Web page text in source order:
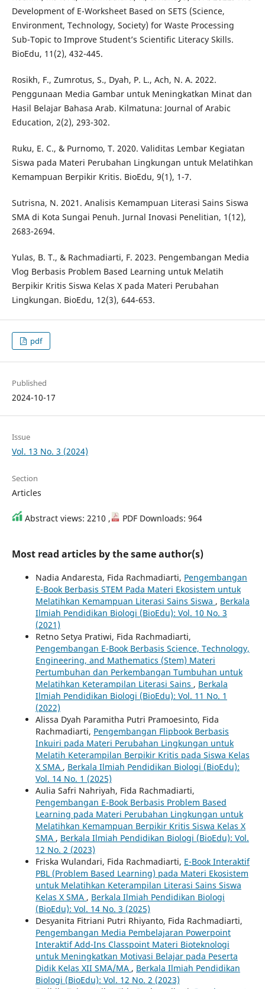
Development of E-Worksheet Based on SETS (Science,
Environment, Technology, Society) for Waste Processing
Sub-Topic to Improve Student’s Scientific Literacy Skills.
BioEdu, 11(2), 432-445.
Rosikh, F., Zumrotus, S., Dyah, P. L., Ach, N. A. 2022.
Penggunaan Media Gambar untuk Meningkatkan Minat dan
Hasil Belajar Bahasa Arab. Kilmatuna: Journal of Arabic
Education, 2(2), 293-302.
Ruku, E. C., & Purnomo, T. 2020. Validitas Lembar Kegiatan
Siswa pada Materi Perubahan Lingkungan untuk Melatihkan
Kemampuan Berpikir Kritis. BioEdu, 9(1), 1-7.
Sutrisna, N. 2021. Analisis Kemampuan Literasi Sains Siswa
SMA di Kota Sungai Penuh. Jurnal Inovasi Penelitian, 1(12),
2683-2694.
Yulas, B. T., & Rachmadiarti, F. 2023. Pengembangan Media
Vlog Berbasis Problem Based Learning untuk Melatih
Berpikir Kritis Siswa Kelas X pada Materi Perubahan
Lingkungan. BioEdu, 12(3), 644-653.
pdf
Published
2024-10-17
Issue
Vol. 13 No. 3 (2024)
Section
Articles
Abstract views: 2210 , PDF Downloads: 964
Most read articles by the same author(s)
Nadia Andaresta, Fida Rachmadiarti, Pengembangan
E-Book Berbasis STEM Pada Materi Ekosistem untuk
Melatihkan Kemampuan Literasi Sains Siswa , Berkala
Ilmiah Pendidikan Biologi (BioEdu): Vol. 10 No. 3
(2021)
Retno Setya Pratiwi, Fida Rachmadiarti,
Pengembangan E-Book Berbasis Science, Technology,
Engineering, and Mathematics (Stem) Materi
Pertumbuhan dan Perkembangan Tumbuhan untuk
Melatihkan Keterampilan Literasi Sains , Berkala
Ilmiah Pendidikan Biologi (BioEdu): Vol. 11 No. 1
(2022)
Alissa Dyah Paramitha Putri Pramoesinto, Fida
Rachmadiarti, Pengembangan Flipbook Berbasis
Inkuiri pada Materi Perubahan Lingkungan untuk
Melatih Keterampilan Berpikir Kritis pada Siswa Kelas
X SMA , Berkala Ilmiah Pendidikan Biologi (BioEdu):
Vol. 14 No. 1 (2025)
Aulia Safri Nahriyah, Fida Rachmadiarti,
Pengembangan E-Book Berbasis Problem Based
Learning pada Materi Perubahan Lingkungan untuk
Melatihkan Kemampuan Berpikir Kritis Siswa Kelas X
SMA , Berkala Ilmiah Pendidikan Biologi (BioEdu): Vol.
12 No. 2 (2023)
Friska Wulandari, Fida Rachmadiarti, E-Book Interaktif
PBL (Problem Based Learning) pada Materi Ekosistem
untuk Melatihkan Keterampilan Literasi Sains Siswa
Kelas X SMA , Berkala Ilmiah Pendidikan Biologi
(BioEdu): Vol. 14 No. 3 (2025)
Desyanita Fitriani Putri Rhiyanto, Fida Rachmadiarti,
Pengembangan Media Pembelajaran Powerpoint
Interaktif Add-Ins Classpoint Materi Bioteknologi
untuk Meningkatkan Motivasi Belajar pada Peserta
Didik Kelas XII SMA/MA , Berkala Ilmiah Pendidikan
Biologi (BioEdu): Vol. 12 No. 2 (2023)